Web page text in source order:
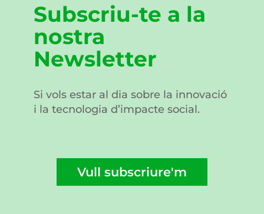
Subscriu-te a la
nostra
Newsletter
Si vols estar al dia sobre la innovació
i la tecnologia d’impacte social.
Vull subscriure'm